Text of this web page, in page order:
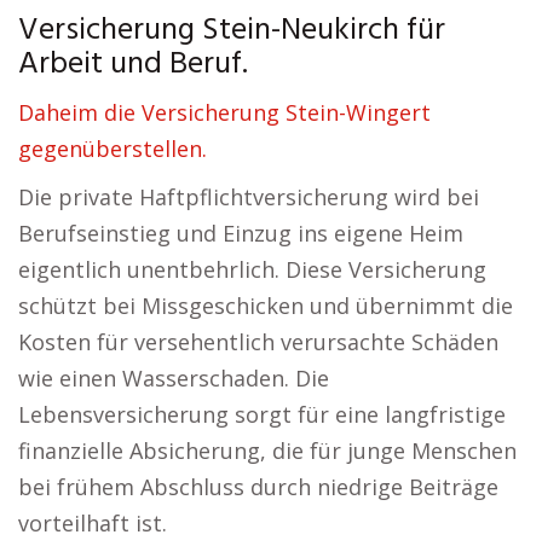
Versicherung Stein-Neukirch für
Arbeit und Beruf.
Daheim die Versicherung Stein-Wingert
gegenüberstellen.
Die private Haftpflichtversicherung wird bei
Berufseinstieg und Einzug ins eigene Heim
eigentlich unentbehrlich. Diese Versicherung
schützt bei Missgeschicken und übernimmt die
Kosten für versehentlich verursachte Schäden
wie einen Wasserschaden. Die
Lebensversicherung sorgt für eine langfristige
finanzielle Absicherung, die für junge Menschen
bei frühem Abschluss durch niedrige Beiträge
vorteilhaft ist.